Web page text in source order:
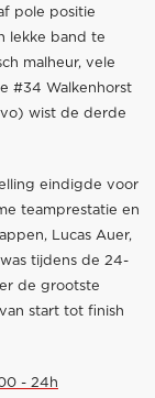
pole positie
lekke band te
malheur, vele
#34 Walkenhorst
wist de derde
eindigde voor
teamprestatie en
Lucas Auer,
tijdens de 24-
de grootste
start tot finish
- 24h